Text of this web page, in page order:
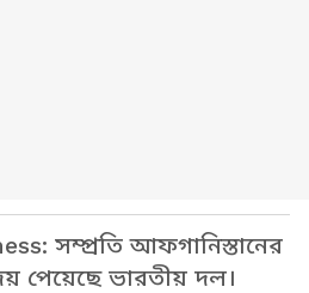
সম্প্রতি আফগানিস্তানের
পেয়েছে ভারতীয় দল।